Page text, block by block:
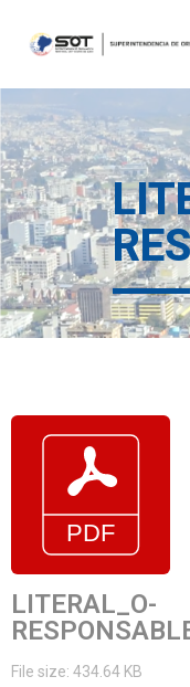
LITERAL_O-
File size: 434.64 KB